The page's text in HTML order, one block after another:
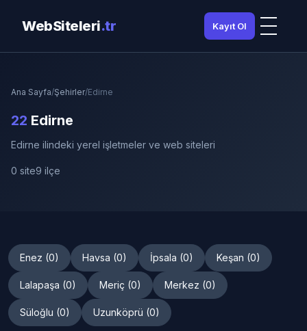
WebSiteleri.tr Kayıt Ol
Ana Sayfa/Şehirler/Edirne
22 Edirne
Edirne ilindeki yerel işletmeler ve web siteleri
0 site9 ilçe
Enez (0) Havsa (0) İpsala (0) Keşan (0)
Lalapaşa (0) Meriç (0) Merkez (0)
Süloğlu (0) Uzunköprü (0)